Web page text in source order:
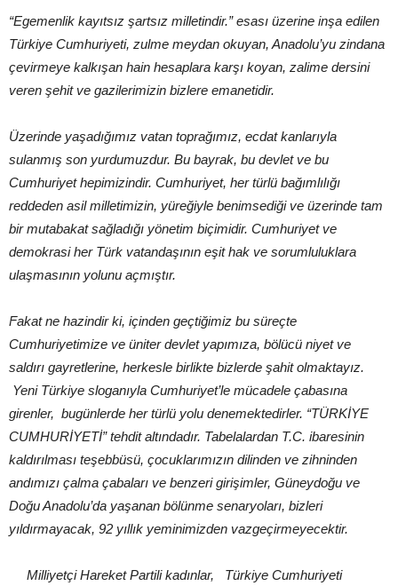
“Egemenlik kayıtsız şartsız milletindir.” esası üzerine inşa edilen
Türkiye Cumhuriyeti, zulme meydan okuyan, Anadolu’yu zindana
çevirmeye kalkışan hain hesaplara karşı koyan, zalime dersini
veren şehit ve gazilerimizin bizlere emanetidir.
Üzerinde yaşadığımız vatan toprağımız, ecdat kanlarıyla
sulanmış son yurdumuzdur. Bu bayrak, bu devlet ve bu
Cumhuriyet hepimizindir. Cumhuriyet, her türlü bağımlılığı
reddeden asil milletimizin, yüreğiyle benimsediği ve üzerinde tam
bir mutabakat sağladığı yönetim biçimidir. Cumhuriyet ve
demokrasi her Türk vatandaşının eşit hak ve sorumluluklara
ulaşmasının yolunu açmıştır.
Fakat ne hazindir ki, içinden geçtiğimiz bu süreçte
Cumhuriyetimize ve üniter devlet yapımıza, bölücü niyet ve
saldırı gayretlerine, herkesle birlikte bizlerde şahit olmaktayız.
Yeni Türkiye sloganıyla Cumhuriyet’le mücadele çabasına
girenler, bugünlerde her türlü yolu denemektedirler. “TÜRKİYE
CUMHURİYETİ” tehdit altındadır. Tabelalardan T.C. ibaresinin
kaldırılması teşebbüsü, çocuklarımızın dilinden ve zihninden
andımızı çalma çabaları ve benzeri girişimler, Güneydoğu ve
Doğu Anadolu’da yaşanan bölünme senaryoları, bizleri
yıldırmayacak, 92 yıllık yeminimizden vazgeçirmeyecektir.
Milliyetçi Hareket Partili kadınlar, Türkiye Cumhuriyeti